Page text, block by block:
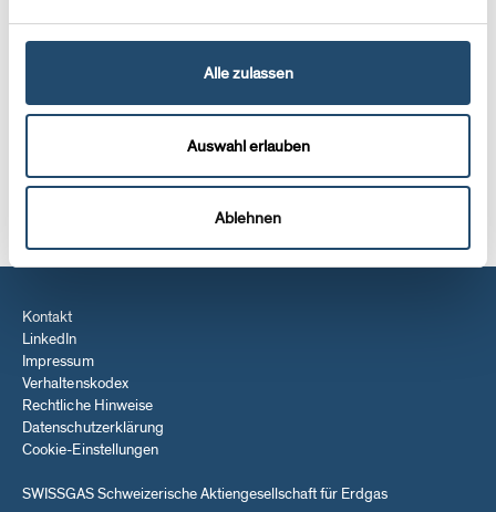
Alle zulassen
Auswahl erlauben
Ablehnen
260 km
Kontakt
LinkedIn
Impressum
Verhaltenskodex
Rechtliche Hinweise
Datenschutzerklärung
Cookie-Einstellungen
SWISSGASSchweizerische Aktiengesellschaft für Erdgas